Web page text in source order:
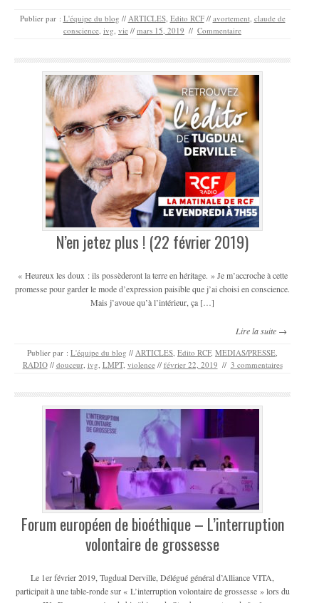
Publier par : L'équipe du blog // ARTICLES, Edito RCF // avortement, claude de
conscience ivg vie // mars 15, 2019 // Commentaire
N’en jetez plus ! (22 février 2019)
« Heureux les doux : ils possèderont la terre en héritage. » Je m’accroche à cette
promesse pour garder le mode d’expression paisible que j’ai choisi en conscience.
Mais j’avoue qu’à l’intérieur, ça […]
Lire la suite →
Publier par : L'équipe du blog // ARTICLES Edito RCF, MEDIAS/PRESSE
RADIO // douceur, ivg LMPT, violence // février 22, 2019 // 3 commentaires
Forum européen de bioéthique – L’interruption
volontaire de grossesse
Le 1er février 2019, Tugdual Derville, Délégué général d’Alliance VITA,
participait à une table-ronde sur « L’interruption volontaire de grossesse » lors du